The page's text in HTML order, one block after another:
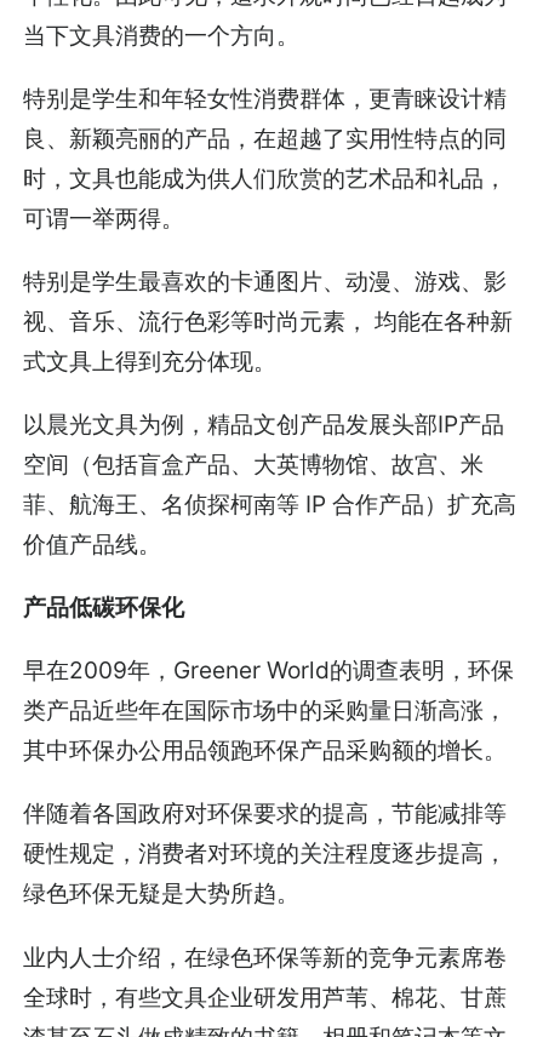
当下文具消费的一个方向。
特别是学生和年轻女性消费群体，更青睐设计精
良、新颖亮丽的产品，在超越了实用性特点的同
时，文具也能成为供人们欣赏的艺术品和礼品，
可谓一举两得。
特别是学生最喜欢的卡通图片、动漫、游戏、影
视、音乐、流行色彩等时尚元素， 均能在各种新
式文具上得到充分体现。
以晨光文具为例，精品文创产品发展头部IP产品
空间（包括盲盒产品、大英博物馆、故宫、米
菲、航海王、名侦探柯南等 IP 合作产品）扩充高
价值产品线。
产品低碳环保化
早在2009年，Greener World的调查表明，环保
类产品近些年在国际市场中的采购量日渐高涨，
其中环保办公用品领跑环保产品采购额的增长。
伴随着各国政府对环保要求的提高，节能减排等
硬性规定，消费者对环境的关注程度逐步提高，
绿色环保无疑是大势所趋。
业内人士介绍，在绿色环保等新的竞争元素席卷
全球时，有些文具企业研发用芦苇、棉花、甘蔗